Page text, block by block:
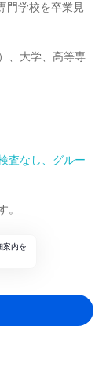
門学校を卒業見
、大学、高等専
査なし、グルー
。
案内を